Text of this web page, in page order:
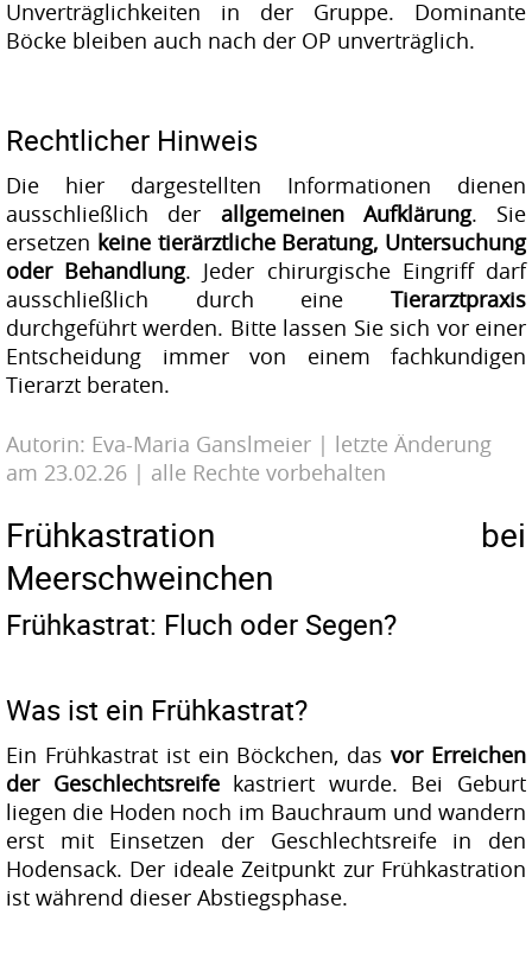
Unverträglichkeiten in der Gruppe. Dominante
Böcke bleiben auch nach der OP unverträglich.
Rechtlicher Hinweis
Die hier dargestellten Informationen dienen
ausschließlich der allgemeinen Aufklärung. Sie
ersetzen keine tierärztliche Beratung, Untersuchung
oder Behandlung. Jeder chirurgische Eingriff darf
ausschließlich durch eine Tierarztpraxis
durchgeführt werden. Bitte lassen Sie sich vor einer
Entscheidung immer von einem fachkundigen
Tierarzt beraten.
Autorin: Eva-Maria Ganslmeier | letzte Änderung
am 23.02.26 | alle Rechte vorbehalten
Frühkastration bei
Meerschweinchen
Frühkastrat: Fluch oder Segen?
Was ist ein Frühkastrat?
Ein Frühkastrat ist ein Böckchen, dasvor Erreichen
der Geschlechtsreifekastriert wurde. Bei Geburt
liegen die Hoden noch im Bauchraum und wandern
erst mit Einsetzen der Geschlechtsreife in den
Hodensack. Der ideale Zeitpunkt zur Frühkastration
ist während dieser Abstiegsphase.